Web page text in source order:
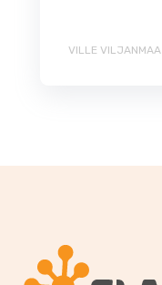
VILLE VILJANMAA